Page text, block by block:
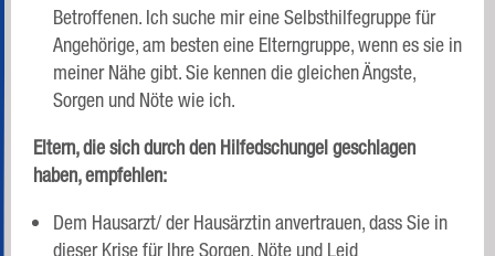
Betroffenen. Ich suche mir eine Selbsthilfegruppe für
Angehörige, am besten eine Elterngruppe, wenn es sie in
meiner Nähe gibt. Sie kennen die gleichen Ängste,
Sorgen und Nöte wie ich.
Eltern, die sich durch den Hilfedschungel geschlagen
haben, empfehlen:
Dem Hausarzt/ der Hausärztin anvertrauen, dass Sie in
dieser Krise für Ihre Sorgen, Nöte und Leid